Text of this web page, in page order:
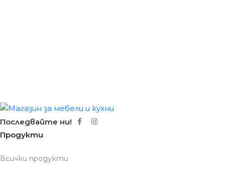
Последвайте ни!
Продукти
Всички продукти